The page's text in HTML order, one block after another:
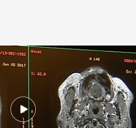
Cuatro
de Albacete ha